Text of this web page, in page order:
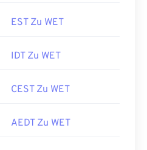
EST Zu WET
IDT Zu WET
CEST Zu WET
AEDT Zu WET